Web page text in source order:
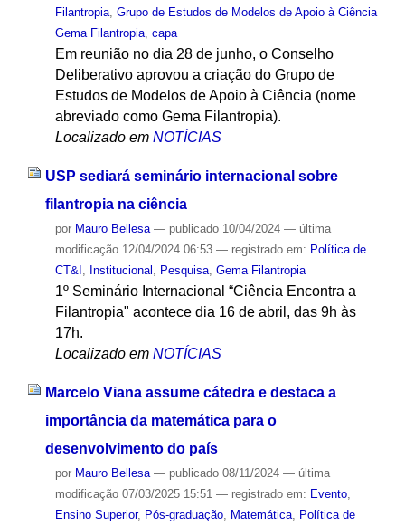
Filantropia, Grupo de Estudos de Modelos de Apoio à Ciência
Gema Filantropia, capa
Em reunião no dia 28 de junho, o Conselho
Deliberativo aprovou a criação do Grupo de
Estudos de Modelos de Apoio à Ciência (nome
abreviado como Gema Filantropia).
Localizado em NOTÍCIAS
USP sediará seminário internacional sobre
filantropia na ciência
por Mauro Bellesa — publicado10/04/2024 — última
modificação12/04/2024 06:53 — registrado em: Política de
CT&I , Institucional , Pesquisa, Gema Filantropia
1º Seminário Internacional “Ciência Encontra a
Filantropia" acontece dia 16 de abril, das 9h às
17h.
Localizado em NOTÍCIAS
Marcelo Viana assume cátedra e destaca a
importância da matemática para o
desenvolvimento do país
por Mauro Bellesa — publicado08/11/2024 — última
modificação07/03/2025 15:51 — registrado em: Evento,
Ensino Superior, Pós-graduação, Matemática, Política de